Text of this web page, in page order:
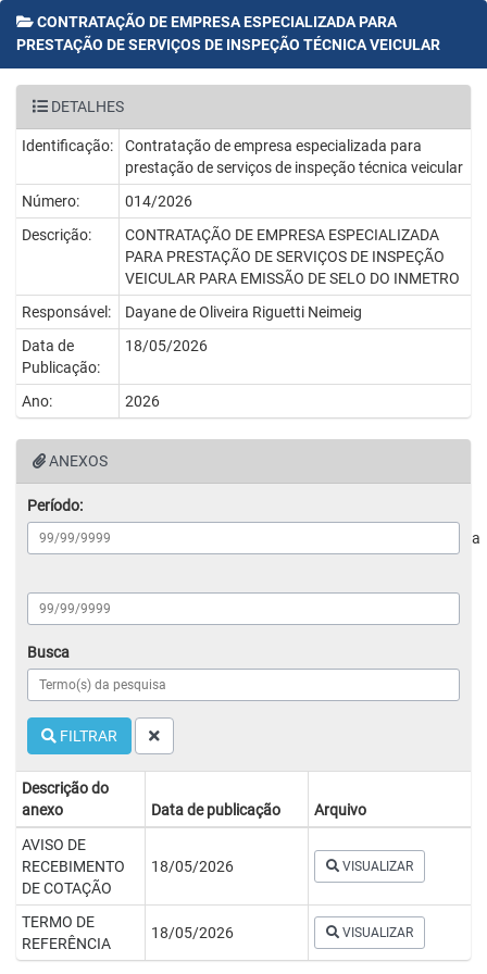
CONTRATAÇÃO DE EMPRESA ESPECIALIZADA PARA
PRESTAÇÃO DE SERVIÇOS DE INSPEÇÃO TÉCNICA VEICULAR
DETALHES
Identificação:
Contratação de empresa especializada para
prestação de serviços de inspeção técnica veicular
Número:
014/2026
Descrição:
CONTRATAÇÃO DE EMPRESA ESPECIALIZADA
PARA PRESTAÇÃO DE SERVIÇOS DE INSPEÇÃO
VEICULAR PARA EMISSÃO DE SELO DO INMETRO
Responsável:
Dayane de Oliveira Riguetti Neimeig
Data de
Publicação:
18/05/2026
Ano: 2026
ANEXOS
Período:
a
Busca
FILTRAR
Descrição do
anexo
Data de publicação
Arquivo
AVISO DE
RECEBIMENTO
DE COTAÇÃO
18/05/2026 VISUALIZAR
TERMO DE
REFERÊNCIA
18/05/2026 VISUALIZAR